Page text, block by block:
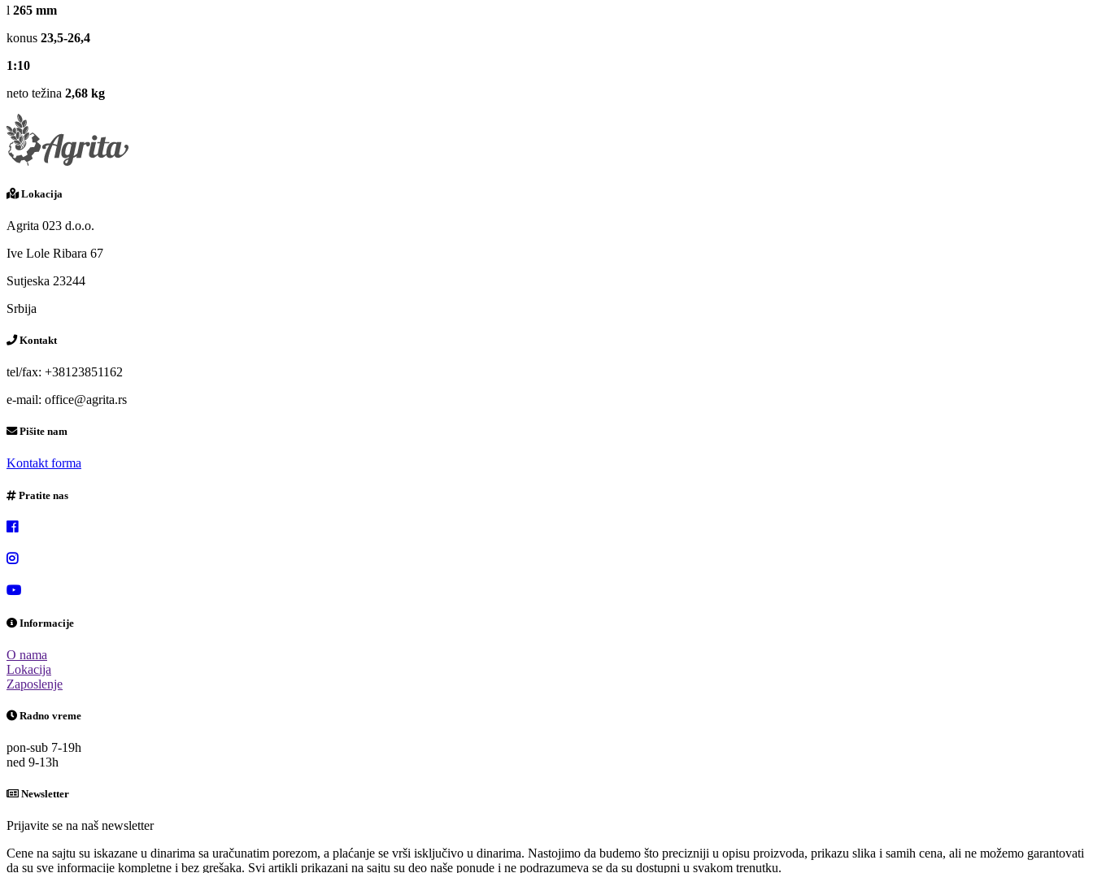
l 265 mm
konus 23,5-26,4
1:10
neto težina 2,68 kg
Lokacija
Agrita 023 d.o.o.
Ive Lole Ribara 67
Sutjeska 23244
Srbija
Kontakt
tel/fax: +38123851162
e-mail: office@agrita.rs
Pišite nam
Kontakt forma
Pratite nas
Informacije
O nama
Lokacija
Zaposlenje
Radno vreme
pon-sub 7-19h
ned 9-13h
Newsletter
Prijavite se na naš newsletter
Cene na sajtu su iskazane u dinarima sa uračunatim porezom, a plaćanje se vrši isključivo u dinarima. Nastojimo da budemo što precizniji u opisu proizvoda, prikazu slika i samih cena, ali ne možemo garantovati
da su sve informacije kompletne i bez grešaka. Svi artikli prikazani na sajtu su deo naše ponude i ne podrazumeva se da su dostupni u svakom trenutku.